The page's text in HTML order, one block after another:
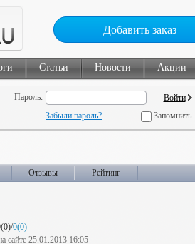
Добавить заказ
Статьи Новости Акции
Пароль:
Забыли пароль? Запомнить
Отзывы Рейтинг
0(0)
сайте 25.01.2013 16:05